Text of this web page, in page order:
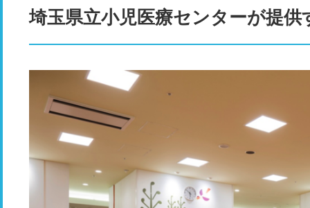
埼玉県立小児医療センターが提